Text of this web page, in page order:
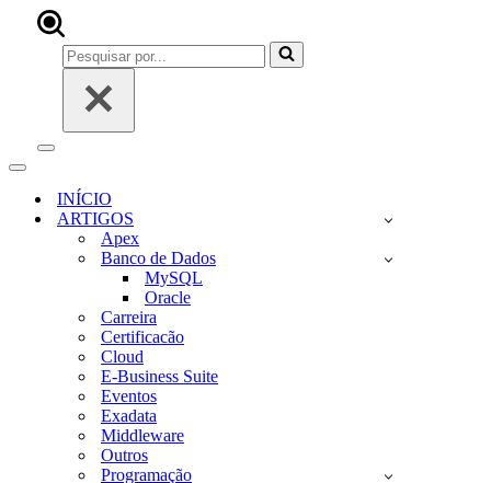
Pesquisar
por...
Menu
navegação
Menu
navegaçãoINÍCIO
ARTIGOS
Apex
Banco de Dados
MySQL
Oracle
Carreira
Certificacão
Cloud
E-Business Suite
Eventos
Exadata
Middleware
Outros
Programação